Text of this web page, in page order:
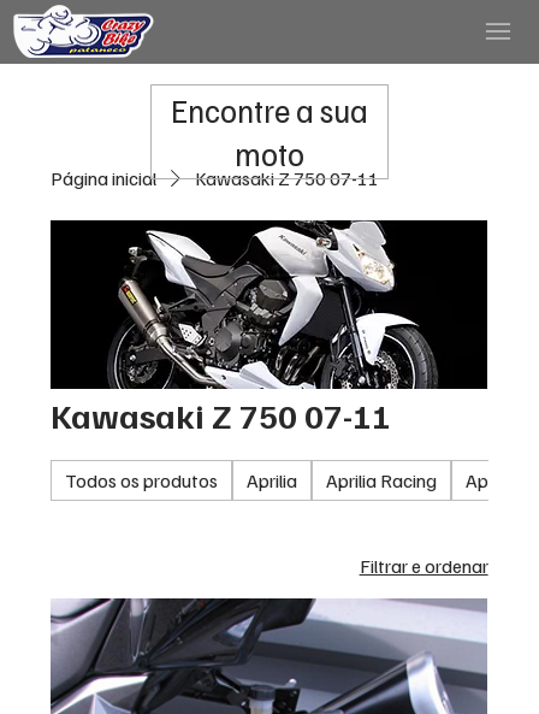
Página inicial Kawasaki Z 750 07-11
Kawasaki Z 750 07-11
Todos os produtos Aprilia Aprilia Racing Aprilia
Filtrar e ordenar
Encontre a sua
moto